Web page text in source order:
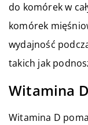
do komórek w
komórek
wydajność
takich jak
Witamina D
Witamina D